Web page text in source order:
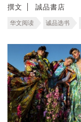
撰文 誠品書店
华文阅读 诚品选书